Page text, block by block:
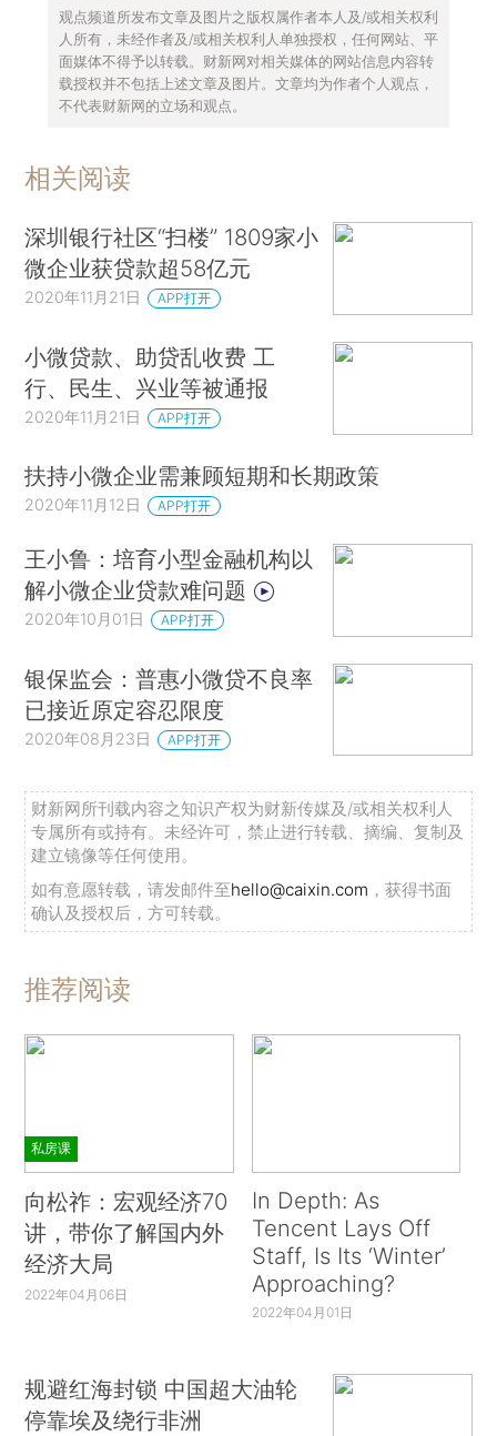
观点频道所发布文章及图片之版权属作者本人及/或相关权利
人所有，未经作者及/或相关权利人单独授权，任何网站、平
面媒体不得予以转载。财新网对相关媒体的网站信息内容转
载授权并不包括上述文章及图片。文章均为作者个人观点，
不代表财新网的立场和观点。
相关阅读
深圳银行社区“扫楼” 1809家小
微企业获贷款超58亿元
2020年11月21日 APP打开
小微贷款、助贷乱收费 工
行、民生、兴业等被通报
2020年11月21日 APP打开
扶持小微企业需兼顾短期和长期政策
2020年11月12日 APP打开
王小鲁：培育小型金融机构以
解小微企业贷款难问题
2020年10月01日 APP打开
银保监会：普惠小微贷不良率
已接近原定容忍限度
2020年08月23日 APP打开
财新网所刊载内容之知识产权为财新传媒及/或相关权利人
专属所有或持有。未经许可，禁止进行转载、摘编、复制及
建立镜像等任何使用。
如有意愿转载，请发邮件至hello@caixin.com ，获得书面
确认及授权后，方可转载。
推荐阅读
私房课
向松祚：宏观经济70
讲，带你了解国内外
经济大局
2022年04月06日
In Depth: As
Tencent Lays Off
Staff, Is Its ‘Winter’
Approaching?
2022年04月01日
规避红海封锁 中国超大油轮
停靠埃及绕行非洲